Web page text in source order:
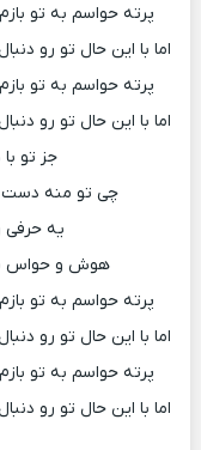
پرته حواسم به تو
اما با این حال تو رو
پرته حواسم به تو
اما با این حال تو رو
جز تو
چی تو منه دست
یه حرفی
هوش و حواس
پرته حواسم به تو
اما با این حال تو رو
پرته حواسم به تو
اما با این حال تو رو